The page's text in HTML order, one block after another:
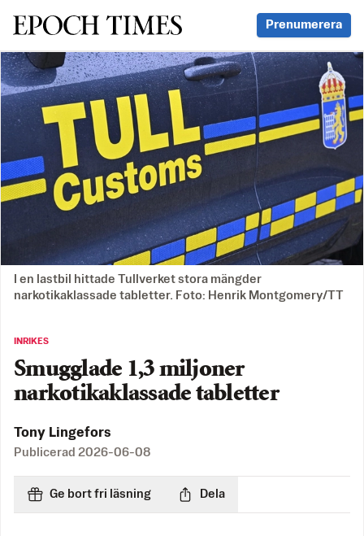
Svenska Epoch Times Prenumerera
I en lastbil hittade Tullverket stora mängder
narkotikaklassade tabletter. Foto: Henrik Montgomery/TT
INRIKES
Smugglade 1,3 miljoner
narkotikaklassade tabletter
Tony Lingefors
Publicerad 2026-06-08
Ge bort fri läsning Dela